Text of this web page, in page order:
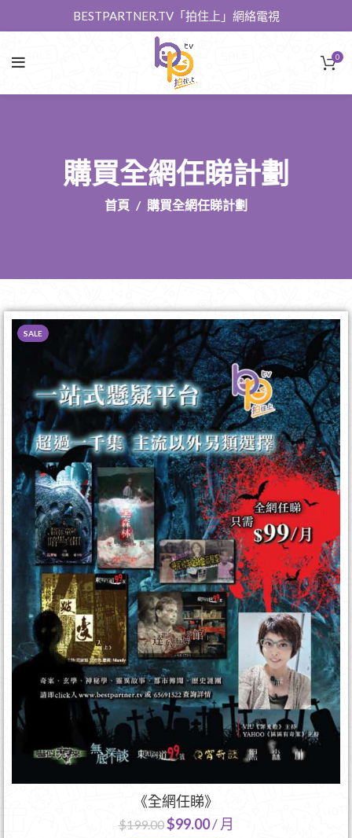
BESTPARTNER.TV「拍住上」網絡電視
0
購買全網任睇計劃
首頁 購買全網任睇計劃
SALE
《全網任睇》
$199.00$99.00/ 月